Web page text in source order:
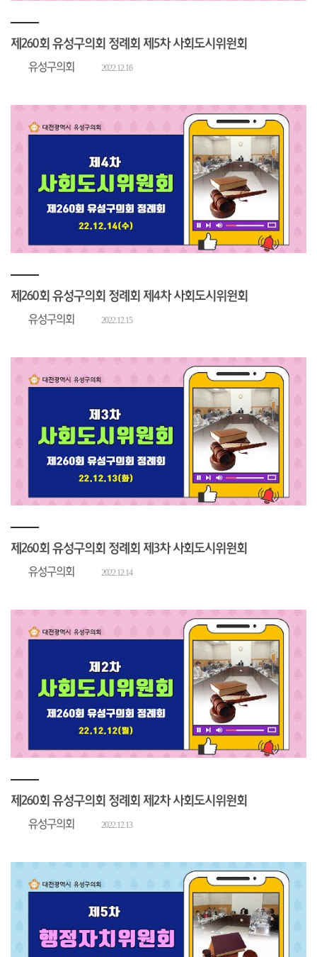
제260회 유성구의회 정례회 제5차 사회도시위원회
유성구의회 2022.12.16
제260회 유성구의회 정례회 제4차 사회도시위원회
유성구의회 2022.12.15
제260회 유성구의회 정례회 제3차 사회도시위원회
유성구의회 2022.12.14
제260회 유성구의회 정례회 제2차 사회도시위원회
유성구의회 2022.12.13